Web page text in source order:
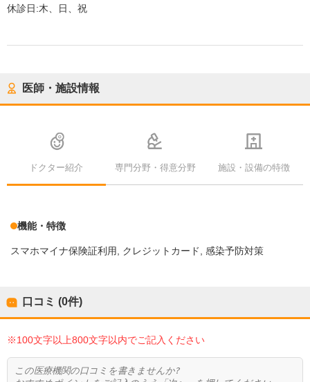
休診日:木、日、祝
医師・施設情報
ドクター紹介 専門分野・得意分野 施設・設備の特徴
機能・特徴
スマホマイナ保険証利用 クレジットカード 感染予防対策
口コミ (0件)
※100文字以上800文字以内でご記入ください